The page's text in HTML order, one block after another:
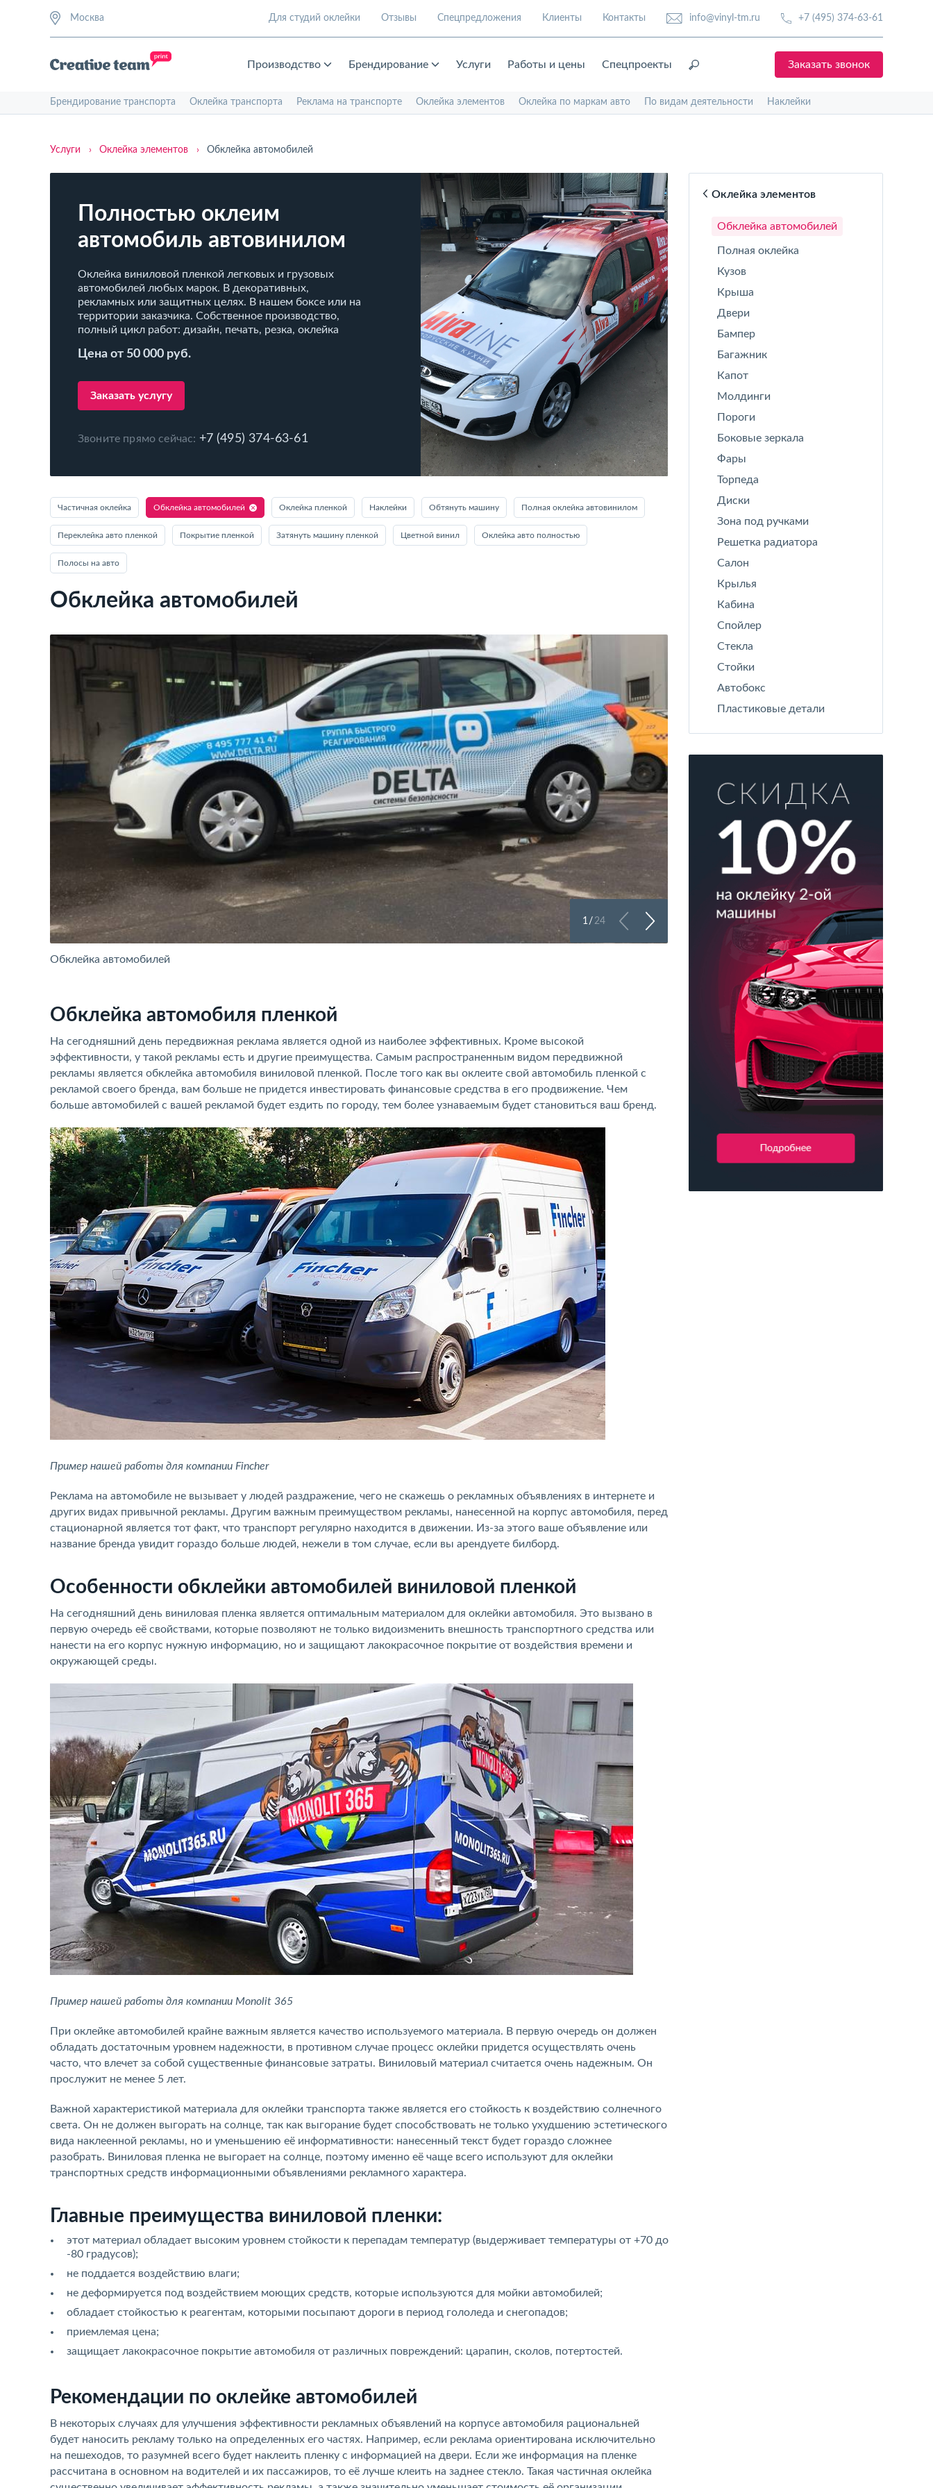
Москва Для студий оклейки Отзывы Спецпредложения Клиенты Контакты info@vinyl-tm.ru +7 (495) 374-63-61
Производство Брендирование Услуги Работы и цены Спецпроекты Заказать звонок
Брендирование транспорта Оклейка транспорта Реклама на транспорте Оклейка элементов Оклейка по маркам авто По видам деятельности Наклейки
Услуги › Оклейка элементов › Обклейка автомобилей
Полностью оклеим
автомобиль автовинилом
Оклейка виниловой пленкой легковых и грузовых
автомобилей любых марок. В декоративных,
рекламных или защитных целях. В нашем боксе или на
территории заказчика. Собственное производство,
полный цикл работ: дизайн, печать, резка, оклейка
Цена от 50 000 руб.
Заказать услугу
Звоните прямо сейчас: +7 (495) 374-63-61
Частичная оклейка Обклейка автомобилей Оклейка пленкой Наклейки Обтянуть машину Полная оклейка автовинилом
Переклейка авто пленкой Покрытие пленкой Затянуть машину пленкой Цветной винил Оклейка авто полностью
Полосы на авто
Обклейка автомобилей
Обклейка автомобилей Обклейка автомобилей
1/24
Обклейка автомобиля пленкой
На сегодняшний день передвижная реклама является одной из наиболее эффективных. Кроме высокой
эффективности, у такой рекламы есть и другие преимущества. Самым распространенным видом передвижной
рекламы является обклейка автомобиля виниловой пленкой. После того как вы оклеите свой автомобиль пленкой с
рекламой своего бренда, вам больше не придется инвестировать финансовые средства в его продвижение. Чем
больше автомобилей с вашей рекламой будет ездить по городу, тем более узнаваемым будет становиться ваш бренд.
Пример нашей работы для компании Fincher
Реклама на автомобиле не вызывает у людей раздражение, чего не скажешь о рекламных объявлениях в интернете и
других видах привычной рекламы. Другим важным преимуществом рекламы, нанесенной на корпус автомобиля, перед
стационарной является тот факт, что транспорт регулярно находится в движении. Из-за этого ваше объявление или
название бренда увидит гораздо больше людей, нежели в том случае, если вы арендуете билборд.
Особенности обклейки автомобилей виниловой пленкой
На сегодняшний день виниловая пленка является оптимальным материалом для оклейки автомобиля. Это вызвано в
первую очередь её свойствами, которые позволяют не только видоизменить внешность транспортного средства или
нанести на его корпус нужную информацию, но и защищают лакокрасочное покрытие от воздействия времени и
окружающей среды.
Пример нашей работы для компании Monolit 365
При оклейке автомобилей крайне важным является качество используемого материала. В первую очередь он должен
обладать достаточным уровнем надежности, в противном случае процесс оклейки придется осуществлять очень
часто, что влечет за собой существенные финансовые затраты. Виниловый материал считается очень надежным. Он
прослужит не менее 5 лет.
Важной характеристикой материала для оклейки транспорта также является его стойкость к воздействию солнечного
света. Он не должен выгорать на солнце, так как выгорание будет способствовать не только ухудшению эстетического
вида наклеенной рекламы, но и уменьшению её информативности: нанесенный текст будет гораздо сложнее
разобрать. Виниловая пленка не выгорает на солнце, поэтому именно её чаще всего используют для оклейки
транспортных средств информационными объявлениями рекламного характера.
Главные преимущества виниловой пленки:
этот материал обладает высоким уровнем стойкости к перепадам температур (выдерживает температуры от +70 до
-80 градусов);
не поддается воздействию влаги;
не деформируется под воздействием моющих средств, которые используются для мойки автомобилей;
обладает стойкостью к реагентам, которыми посыпают дороги в период гололеда и снегопадов;
приемлемая цена;
защищает лакокрасочное покрытие автомобиля от различных повреждений: царапин, сколов, потертостей.
Рекомендации по оклейке автомобилей
В некоторых случаях для улучшения эффективности рекламных объявлений на корпусе автомобиля рациональней
будет наносить рекламу только на определенных его частях. Например, если реклама ориентирована исключительно
на пешеходов, то разумней всего будет наклеить пленку с информацией на двери. Если же информация на пленке
рассчитана в основном на водителей и их пассажиров, то её лучше клеить на заднее стекло. Такая частичная оклейка
Оклейка элементов
Обклейка автомобилей
Полная оклейка
Кузов
Крыша
Двери
Бампер
Багажник
Капот
Молдинги
Пороги
Боковые зеркала
Фары
Торпеда
Диски
Зона под ручками
Решетка радиатора
Салон
Крылья
Кабина
Спойлер
Стекла
Стойки
Автобокс
Пластиковые детали